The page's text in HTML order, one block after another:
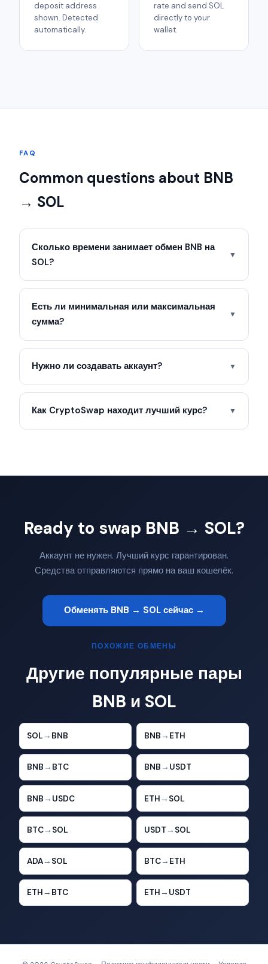
deposit address
shown. Detected
automatically.
rate and send SOL
directly to your
wallet.
FAQ
Common questions about BNB
→ SOL
Сколько времени занимает обмен BNB на
SOL?
▼
Есть ли минимальная или максимальная
сумма?
▼
Нужно ли создавать аккаунт? ▼
Как CryptoSwap находит лучший курс? ▼
Ready to swap BNB → SOL?
Аккаунт не нужен. Лучший курс гарантирован.
Средства отправляются прямо на ваш кошелёк.
Обменять BNB → SOL сейчас →
ПОХОЖИЕ ОБМЕНЫ
Другие популярные пары
BNB и SOL
SOL → BNB BNB → ETH
BNB → BTC BNB → USDT
BNB → USDC ETH → SOL
BTC→ SOL USDT → SOL
ADA→ SOL BTC→ ETH
ETH → BTC ETH → USDT